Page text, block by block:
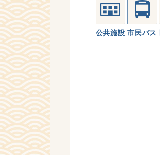
公共施設 市民バス